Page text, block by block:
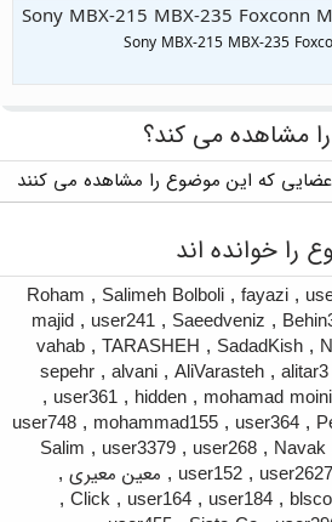
Sony MBX-215 MBX-235 Foxconn
Sony MBX-215 MBX-235
مشاهده می کند؟
را خوانده اند
,
fayazi
,
Salimeh Bolboli
,
Roham
,
Saeedveniz
,
user241
,
majid
,
SadadKish
,
TARASHEH
,
vahab
alitar3
,
AliVarasteh
,
alvani
,
sepehr
mohamad
,
hidden
,
user361
,
,
user364
,
mohammad155
,
user748
Navak
,
user268
,
user3379
,
Salim
user2627
,
user152
, معین معیری ,
,
user184
,
user164
,
Click
,